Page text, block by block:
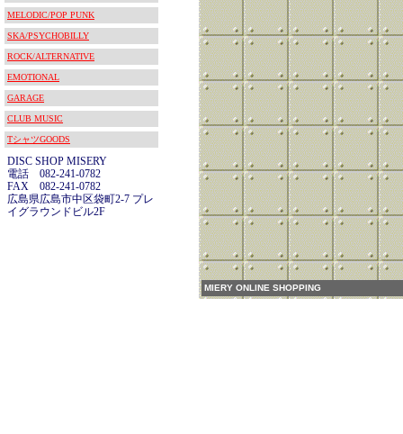
MELODIC/POP PUNK
SKA/PSYCHOBILLY
ROCK/ALTERNATIVE
EMOTIONAL
GARAGE
CLUB MUSIC
TシャツGOODS
DISC SHOP MISERY
電話 082-241-0782
FAX 082-241-0782
広島県広島市中区袋町2-7 プレ
イグラウンドビル2F
MIERY ONLINE SHOPPING